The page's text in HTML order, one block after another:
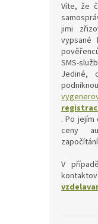
Víte, že
jimi
vypsané
SMS-
. Po
ceny
V